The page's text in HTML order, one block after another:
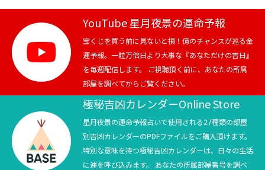
テニス
スポーツ
競馬
テニス四大大会・五輪
テニス四大大会・五輪
YouTube 星月夜景の運命予報
宝くじを買う前に見ないと損！億のチャンスが巡る金
運予報。一粒万倍日より大事な『あなただけの吉日』
を毎週配信します。 ご視聴頂く前に、あなたの所属
部屋を調べてからご覧ください。
極秘吉凶カレンダーOnline Store
星月夜景の運命予報占いで使用される27種類の部屋
別吉凶カレンダーのPDFファイルをご購入頂けます。
特別な意味を持つ極秘吉凶カレンダーは、日々の生活
に運を呼び込みます。 あなたの所属部屋番号を調べ